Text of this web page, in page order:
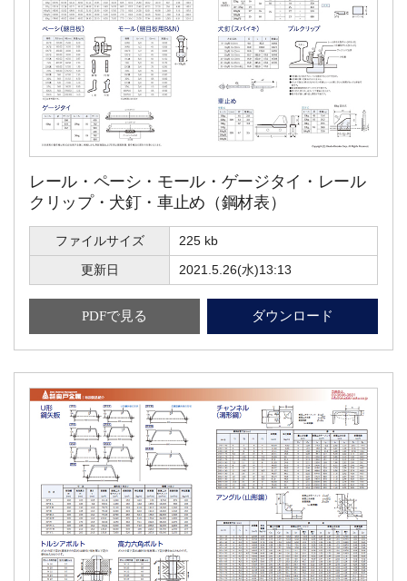
レール・ペーシ・モール・ゲージタイ・レール
クリップ・犬釘・車止め（鋼材表）
ファイルサイズ
225 kb
更新日
2021.5.26(水)13:13
PDFで見る ダウンロード